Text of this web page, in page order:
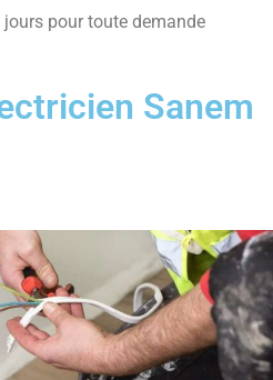
pour toute demande
Sanem